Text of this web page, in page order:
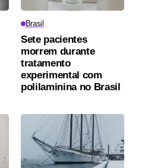
Brasil
Sete pacientes
morrem durante
tratamento
experimental com
polilaminina no Brasil